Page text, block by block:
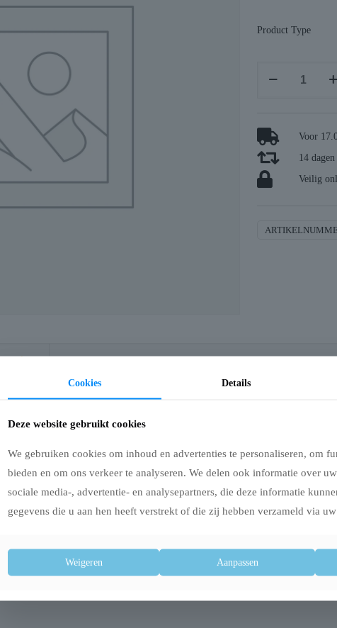
Product Type
retrieverlijn
touw
olijfgroen
aantal
Voor
14
Veilig
Reflecterend Olijfgroen 180X1,3 cm
Reflecterend Olijfgroen is een praktische combinatie van halsband en
tijdens wandelingen in schemerige omstandigheden. Dankzij de
olijfgroene kleur geeft de lijn bovendien een sportieve uitstraling.
product
elementen
Cookies Details
Deze website gebruikt cookies
We gebruiken cookies om inhoud en advertenties te personaliseren, om
bieden en om ons verkeer te analyseren. We delen ook informatie over
sociale media-, advertentie- en analysepartners, die deze informatie
gegevens die u aan hen heeft verstrekt of die zij hebben verzameld via
Weigeren Aanpassen